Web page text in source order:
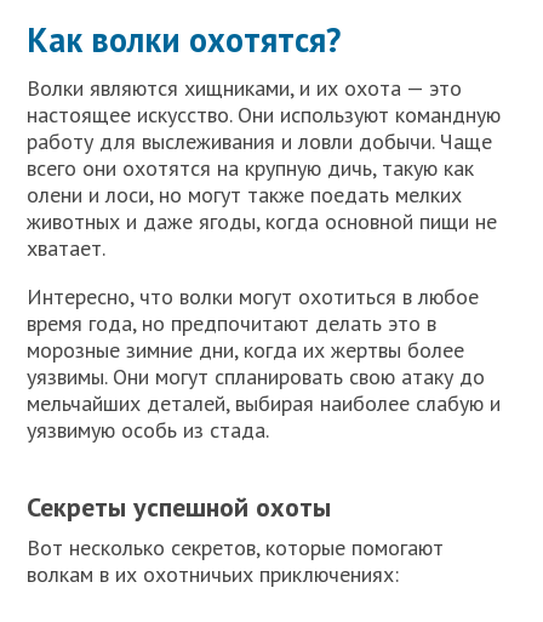
Как волки охотятся?
Волки являются хищниками, и их охота — это
настоящее искусство. Они используют командную
работу для выслеживания и ловли добычи. Чаще
всего они охотятся на крупную дичь, такую как
олени и лоси, но могут также поедать мелких
животных и даже ягоды, когда основной пищи не
хватает.
Интересно, что волки могут охотиться в любое
время года, но предпочитают делать это в
морозные зимние дни, когда их жертвы более
уязвимы. Они могут спланировать свою атаку до
мельчайших деталей, выбирая наиболее слабую и
уязвимую особь из стада.
Секреты успешной охоты
Вот несколько секретов, которые помогают
волкам в их охотничьих приключениях: